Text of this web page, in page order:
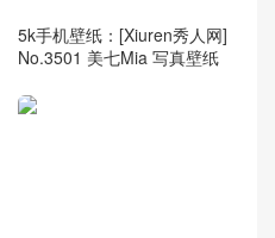
5k手机壁纸：[Xiuren秀人网]
No.3501 美七Mia 写真壁纸